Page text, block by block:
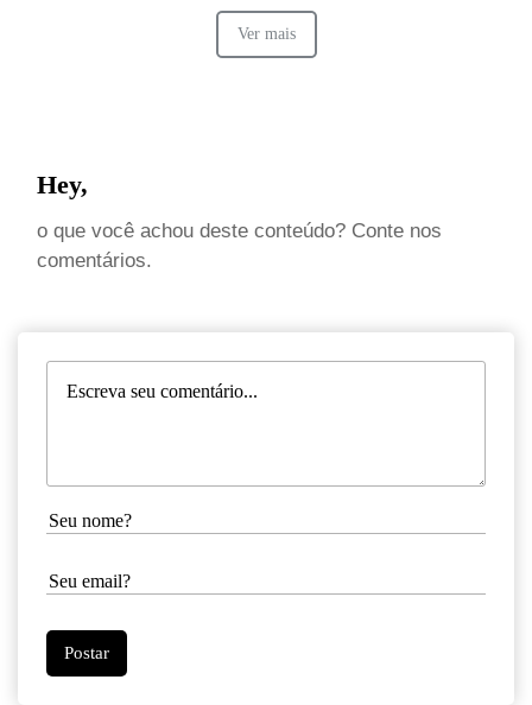
Ver mais
Hey,
o que você achou deste conteúdo? Conte nos
comentários.